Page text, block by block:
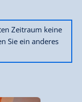
Zeitraum keine
Sie ein anderes